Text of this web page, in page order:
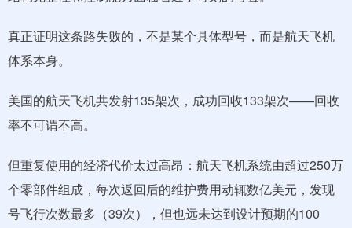
真正证明这条路失败的，不是某个具体型号，而是航天飞机
体系本身。
美国的航天飞机共发射135架次，成功回收133架次——回收
率不可谓不高。
但重复使用的经济代价太过高昂：航天飞机系统由超过250万
个零部件组成，每次返回后的维护费用动辄数亿美元，发现
号飞行次数最多（39次），但也远未达到设计预期的100